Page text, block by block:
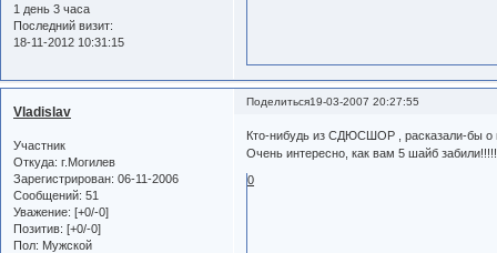
1 день 3 часа
Последний визит:
18-11-2012 10:31:15
Поделиться19-03-2007 20:27:55
Vladislav
Участник
Откуда: г.Могилев
Зарегистрирован: 06-11-2006
Сообщений: 51
Уважение: [+0/-0]
Позитив: [+0/-0]
Пол: Мужской
Кто-нибудь из СДЮСШОР , расказали-бы о
Очень интересно, как вам 5 шайб
0